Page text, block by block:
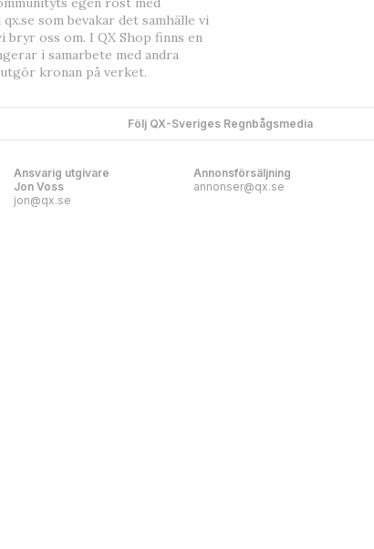
som bevakar det samhälle vi
oss om. I QX Shop finns en
i samarbete med andra
kronan på verket.
Följ QX-Sveriges Regnbågsmedia
Ansvarig utgivare
Jon Voss
jon@qx.se
Annonsförsäljning
annonser@qx.se